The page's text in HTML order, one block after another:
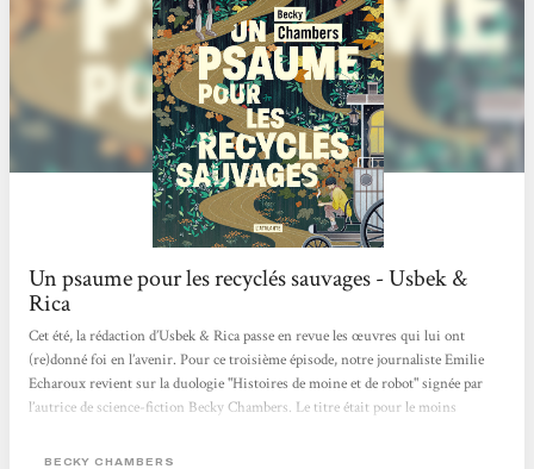
Un psaume pour les recyclés sauvages - Usbek &
Rica
Cet été, la rédaction d’Usbek & Rica passe en revue les œuvres qui lui ont
(re)donné foi en l’avenir. Pour ce troisième épisode, notre journaliste Emilie
Echaroux revient sur la duologie "Histoires de moine et de robot" signée par
l’autrice de science-fiction Becky Chambers. Le titre était pour le moins
bouquins en attente d’être feuilletés, Un psaume pour les recyclés sauvages
BECKY CHAMBERS